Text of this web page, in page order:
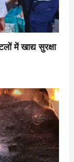
में खाद्य सुरक्षा